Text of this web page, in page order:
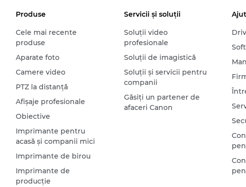
Produse
Cele mai recente
produse
Aparate foto
Camere video
PTZ la distanţă
Afişaje profesionale
Obiective
Imprimante pentru
acasă şi companii mici
Imprimante de birou
Imprimante de
producţie
Servicii şi soluţii
Soluţii video
profesionale
Soluţii de imagistică
Soluţii şi servicii pentru
companii
Găsiţi un partener de
afaceri Canon